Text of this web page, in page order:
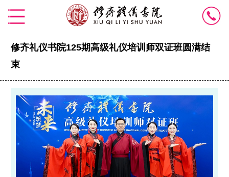
修齐礼仪书院125期高级礼仪培训师双证班圆满结
束